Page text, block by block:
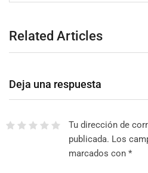
Related Articles
Deja una respuesta
Tu dirección de
publicada. Los
marcados con *